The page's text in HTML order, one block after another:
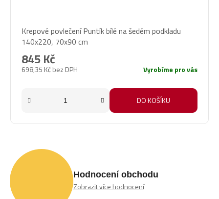
Krepové povlečení Puntík bílé na šedém podkladu
140x220, 70x90 cm
698,35 Kč bez DPH
845 Kč
Vyrobíme pro vás
DO KOŠÍKU
Hodnocení obchodu
Zobrazit více hodnocení